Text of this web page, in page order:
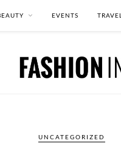
EVENTS TRAVEL
UNCATEGORIZED